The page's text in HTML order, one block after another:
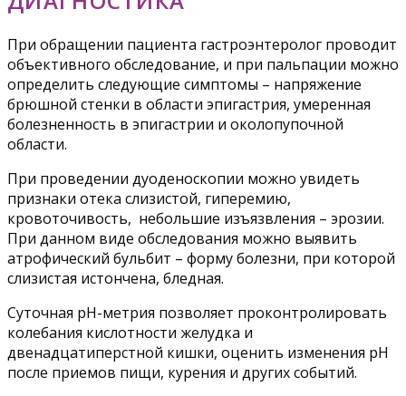
При обращении пациента гастроэнтеролог проводит
объективного обследование, и при пальпации можно
определить следующие симптомы – напряжение
брюшной стенки в области эпигастрия, умеренная
болезненность в эпигастрии и околопупочной
области.
При проведении дуоденоскопии можно увидеть
признаки отека слизистой, гиперемию,
кровоточивость, небольшие изъязвления – эрозии.
При данном виде обследования можно выявить
атрофический бульбит – форму болезни, при которой
слизистая истончена, бледная.
Суточная рН-метрия позволяет проконтролировать
колебания кислотности желудка и
двенадцатиперстной кишки, оценить изменения рН
после приемов пищи, курения и других событий.